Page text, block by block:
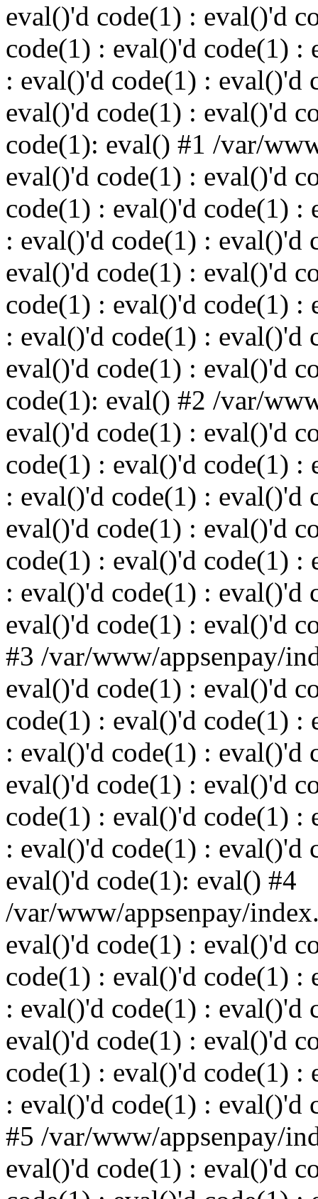
eval()'d code(1) : eval()'d
code(1) : eval()'d code(1) :
: eval()'d code(1) : eval()'d
eval()'d code(1) : eval()'d
code(1): eval() #1 /var/
eval()'d code(1) : eval()'d
code(1) : eval()'d code(1) :
: eval()'d code(1) : eval()'d
eval()'d code(1) : eval()'d
code(1) : eval()'d code(1) :
: eval()'d code(1) : eval()'d
eval()'d code(1) : eval()'d
code(1): eval() #2 /var/
eval()'d code(1) : eval()'d
code(1) : eval()'d code(1) :
: eval()'d code(1) : eval()'d
eval()'d code(1) : eval()'d
code(1) : eval()'d code(1) :
: eval()'d code(1) : eval()'d
eval()'d code(1) : eval()'d
#3 /var/www/appsenpay/
eval()'d code(1) : eval()'d
code(1) : eval()'d code(1) :
: eval()'d code(1) : eval()'d
eval()'d code(1) : eval()'d
code(1) : eval()'d code(1) :
: eval()'d code(1) : eval()'d
eval()'d code(1): eval() #4
/var/www/appsenpay/
eval()'d code(1) : eval()'d
code(1) : eval()'d code(1) :
: eval()'d code(1) : eval()'d
eval()'d code(1) : eval()'d
code(1) : eval()'d code(1) :
: eval()'d code(1) : eval()'d
#5 /var/www/appsenpay/
eval()'d code(1) : eval()'d